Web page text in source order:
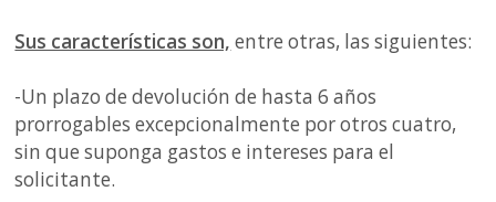
Sus características son, entre otras, las siguientes:
-Un plazo de devolución de hasta 6 años
prorrogables excepcionalmente por otros cuatro,
sin que suponga gastos e intereses para el
solicitante.